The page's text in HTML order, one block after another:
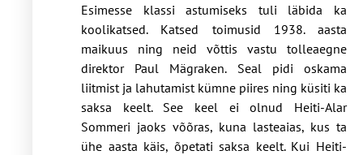
Esimesse klassi astumiseks tuli läbida ka
koolikatsed. Katsed toimusid 1938. aasta
maikuus ning neid võttis vastu tolleaegne
direktor Paul Mägraken. Seal pidi oskama
liitmist ja lahutamist kümne piires ning küsiti ka
saksa keelt. See keel ei olnud Heiti-Alar
Sommeri jaoks võõras, kuna lasteaias, kus ta
ühe aasta käis, õpetati saksa keelt. Kui Heiti-